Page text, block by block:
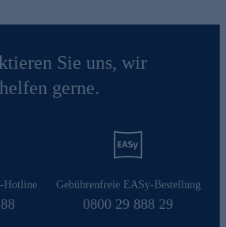
Sie uns, wir
helfen gerne.
Hotline Gebührenfreie EASy-Bestellung
0800 29 888 29